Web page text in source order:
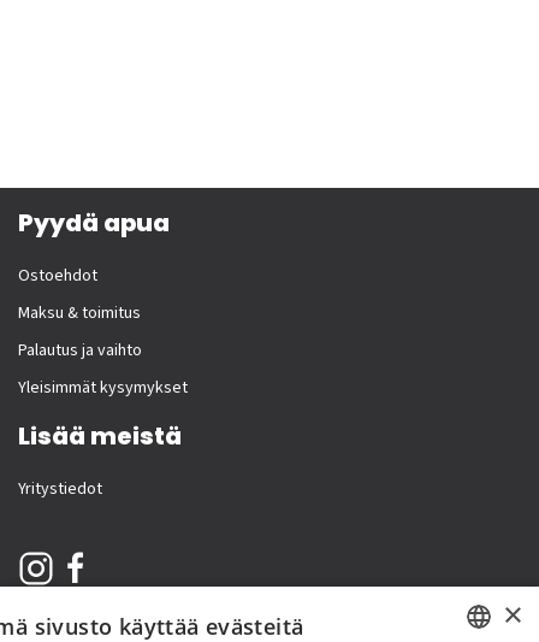
Pyydä apua
Ostoehdot
Maksu & toimitus
Palautus ja vaihto
Yleisimmät kysymykset
Lisää meistä
Yritystiedot
×
sivusto käyttää evästeitä